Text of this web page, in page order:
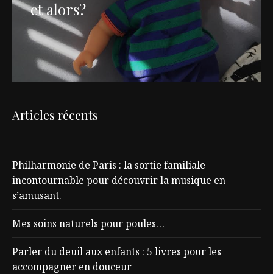
et alors?
Articles récents
Philharmonie de Paris : la sortie familiale
incontournable pour découvrir la musique en
s’amusant.
Mes soins naturels pour poules…
Parler du deuil aux enfants : 5 livres pour les
accompagner en douceur